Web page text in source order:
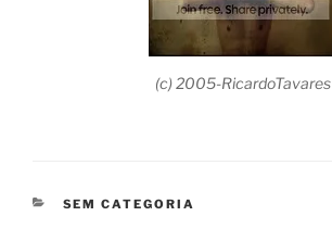
(c) 2005-RicardoTavares
CATEGORIAS
SEM CATEGORIA